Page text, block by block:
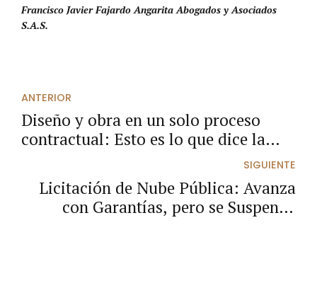
Francisco Javier Fajardo Angarita Abogados y Asociados
S.A.S.
ANTERIOR
Diseño y obra en un solo proceso
contractual: Esto es lo que dice la
SIGUIENTE
Licitación de Nube Pública: Avanza
con Garantías, pero se Suspende